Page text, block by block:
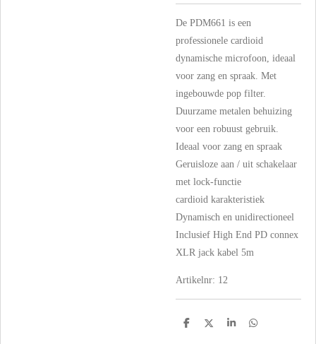
De PDM661 is een
professionele cardioid
dynamische microfoon, ideaal
voor zang en spraak. Met
ingebouwde pop filter.
Duurzame metalen behuizing
voor een robuust gebruik.
Ideaal voor zang en spraak
Geruisloze aan / uit schakelaar
met lock-functie
cardioid karakteristiek
Dynamisch en unidirectioneel
Inclusief High End PD connex
XLR jack kabel 5m
Artikelnr: 12
D
D
S
D